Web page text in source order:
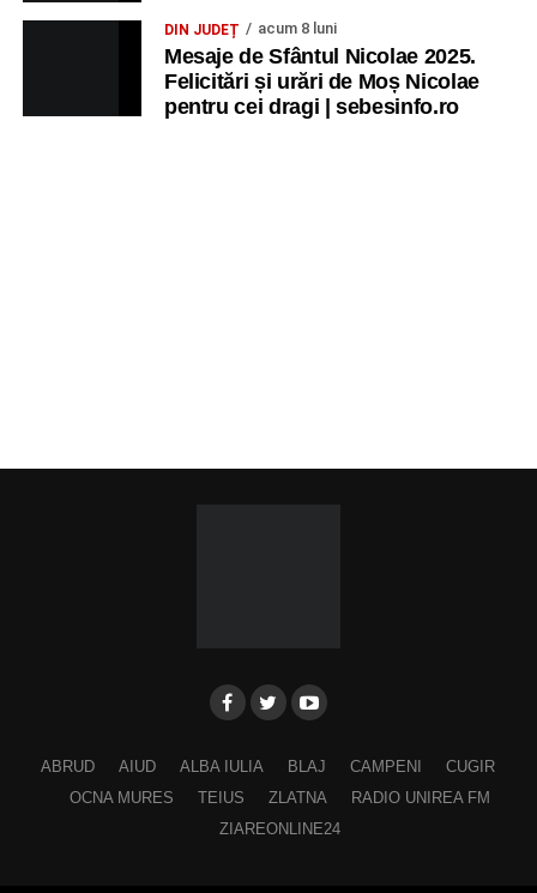
Grădina Muzeului Municipal „Ioan
Raica” Sebeș
Sărbătoarea Seniorilor
– festivitatea de
Participă:
Georgiana Petrescu
Georgiana Pavelescu
Alina Andrei
DIN JUDEȚ acum 8 luni
Mesaje de Sfântul Nicolae 2025.
Felicitări și urări de Moș Nicolae
pentru cei dragi | sebesinfo.ro
ABRUD AIUD ALBA IULIA BLAJ CAMPENI
CUGIR
OCNA MURES
TEIUS ZLATNA
RADIO UNIREA FM
ZIAREONLINE24